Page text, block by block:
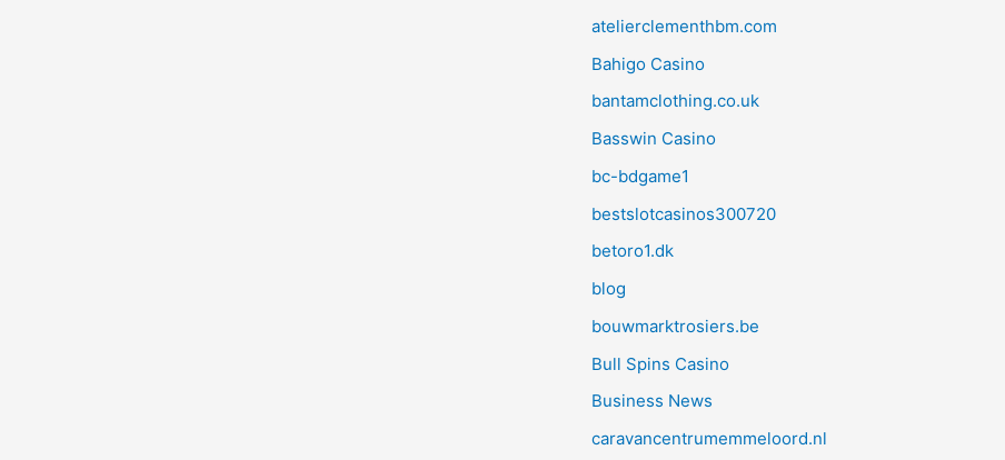
atelierclementhbm.com
Bahigo Casino
bantamclothing.co.uk
Basswin Casino
bc-bdgame1
bestslotcasinos300720
betoro1.dk
blog
bouwmarktrosiers.be
Bull Spins Casino
Business News
caravancentrumemmeloord.nl